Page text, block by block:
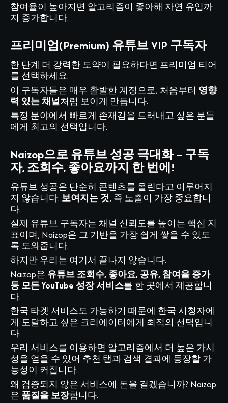
참여율이 높아지면 알고리즘이 좋아해 자연 유입까
지 증가합니다.
프리미엄(Premium) 유튜브 VIP 구독자
한 단계 더 강력한 도약이 필요하다면 프리미엄 티어
를 선택하세요.
이 구독자들은 매우 활발한 계정으로, 처음부터 영향
력 있는 채널처럼 보이게 만듭니다.
특정 분야에서 빠르게 존재감을 드러내고 싶은 분들
에게 최고의 선택입니다.
Naizop으로 유튜브 성공 극대화 – 구독
자, 조회수, 좋아요까지 한 번에!
유튜브 성공은 단순히 콘텐츠를 올린다고 이루어지
지 않습니다. 보여지는 것, 즉 노출이 가장 중요합니
다.
실제 유튜브 구독자는 채널 신뢰도를 높이는 핵심 지
표이며, Naizop은 그 기반을 가장 쉽게 쌓을 수 있도
록 도와줍니다.
하지만 우리는 여기서 끝나지 않습니다.
Naizop은 유튜브 조회수, 좋아요, 공유, 참여율 증가
등 모든 YouTube 성장 서비스를 한 곳에서 제공합니
다.
한국 타겟 서비스도 가능하기 때문에 한국 시청자에
게 도달하고 싶은 크리에이터에게 최적의 선택입니
다.
우리 서비스를 이용하면 알고리즘에서 더 높은 가시
성을 얻을 수 있어 추천 탭과 검색 결과에 등장할 가
능성이 커집니다.
왜 검증되지 않은 서비스에 돈을 걸겠습니까? Naizop
은 품질을 보장합니다.